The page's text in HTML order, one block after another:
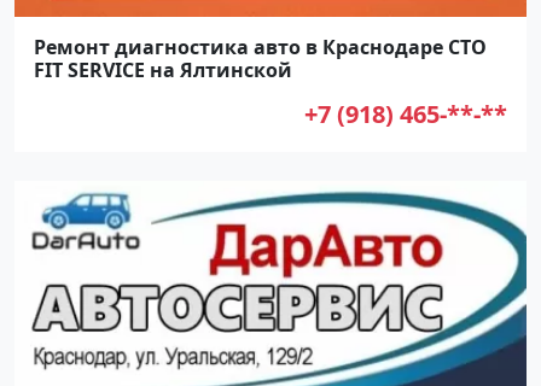
Ремонт диагностика авто в Краснодаре СТО
FIT SERVICE на Ялтинской
+7 (918) 465-**-**